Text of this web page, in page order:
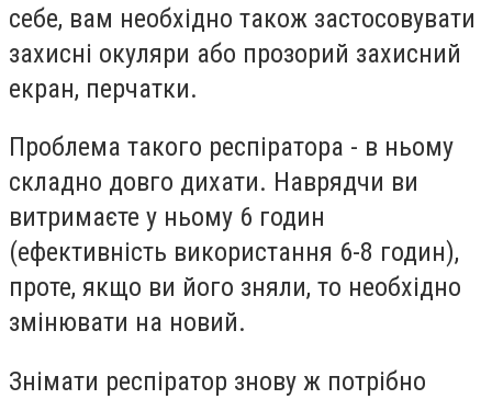
себе, вам необхідно також застосовувати
захисні окуляри або прозорий захисний
екран, перчатки.
Проблема такого респіратора - в ньому
складно довго дихати. Наврядчи ви
витримаєте у ньому 6 годин
(ефективність використання 6-8 годин),
проте, якщо ви його зняли, то необхідно
змінювати на новий.
Знімати респіратор знову ж потрібно